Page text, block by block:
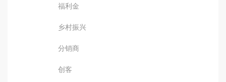
福利金
乡村振兴
分销商
创客